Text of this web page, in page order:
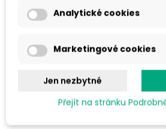
Ochrana proti poškrábání a
Tepelná a zvuková izolace
stájí další ..
Analytické cookies
Marketingové cookies
Jen nezbytné
Přejít na stránku